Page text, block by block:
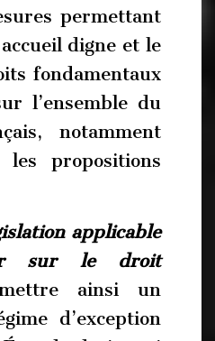
permettant
digne et le
fondamentaux
l’ensemble du
notamment
propositions
applicable
sur le droit
ainsi un
d’exception